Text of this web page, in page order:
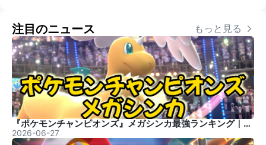
注目のニュース もっと見る
『ポケモンチャンピオンズ』メガシンカ最強ランキング｜おすすめメガ一覧
2026-06-27